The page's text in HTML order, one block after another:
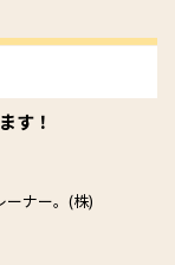
す！
ーナー。(株)